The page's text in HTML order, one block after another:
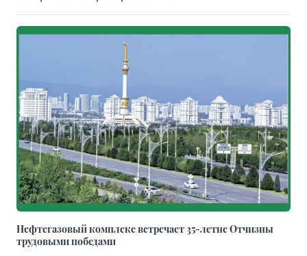
Нефтегазовый комплекс встречает 35-летне Отчизны
трудовыми победами